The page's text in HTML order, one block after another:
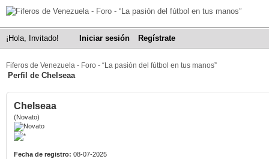
¡Hola, Invitado! Iniciar sesión Regístrate
Fiferos de Venezuela - Foro - “La pasión del fútbol en tus manos”
Perfil de Chelseaa
Chelseaa
(Novato)
Fecha de registro: 08-07-2025